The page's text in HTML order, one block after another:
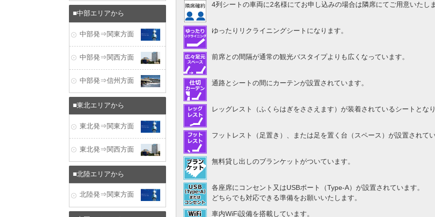
4列シートの車両に2名様にてお申し込みの場合は隣席にてご用意いたしま
ゆったりリクライニングシートになります。
前席との間隔が通常の観光バスタイプよりも広くなっています。
通路とシートの間にカーテンが設置されています。
レッグレスト（ふくらはぎをささえます）が装着されているシートとなり
フットレスト（足置き）、または足を置く台（スペース）が設置されてい
無料貸し出しのブランケットがついています。
各座席にコンセント又はUSBポート（Type-A）が設置されています。
どちらでも対応できる準備をお願いいたします。
車内WiFi設備を搭載しています。
中部エリアから
中部発⇒関東方面
中部発⇒関西方面
中部発⇒信州方面
東北エリアから
東北発⇒関東方面
東北発⇒関西方面
北陸エリアから
北陸発⇒関東方面